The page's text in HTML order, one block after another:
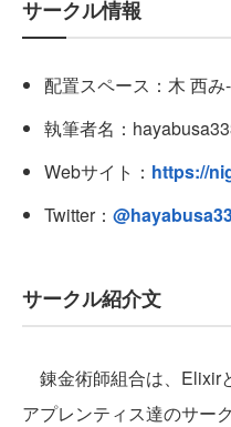
サークル情報
配置スペース：木 西み
執筆者名：
Webサイト： https://
Twitter：
サークル紹介文
錬金術師組合は、Elixir
アプレンティス達のサー